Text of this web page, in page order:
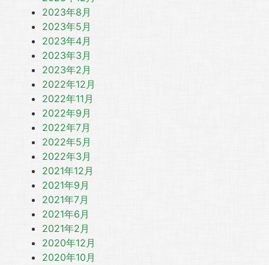
2023年8月
2023年5月
2023年4月
2023年3月
2023年2月
2022年12月
2022年11月
2022年9月
2022年7月
2022年5月
2022年3月
2021年12月
2021年9月
2021年7月
2021年6月
2021年2月
2020年12月
2020年10月